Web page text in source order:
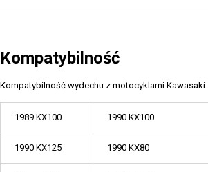
Kompatybilność
Kompatybilność wydechu z motocyklami Kawasaki:
1989 KX100 1990 KX100
1990 KX125 1990 KX80